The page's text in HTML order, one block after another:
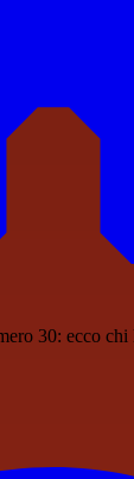
30: ecco chi